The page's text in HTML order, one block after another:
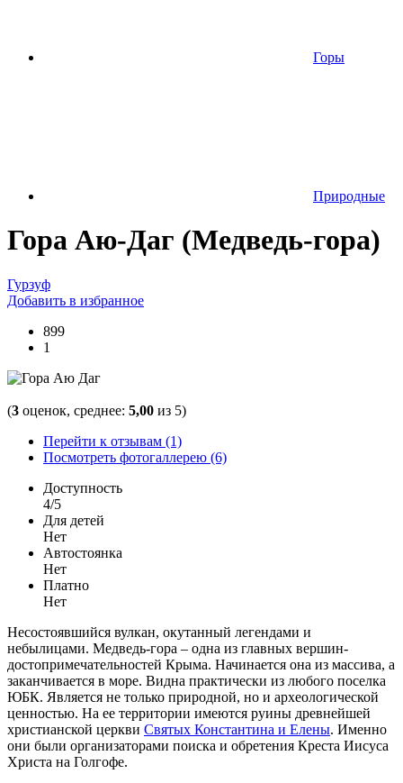
Горы
Природные
Гора Аю-Даг (Медведь-гора)
Гурзуф
Добавить в избранное
899
1
(3 оценок, среднее: 5,00 из 5)
Перейти к отзывам (1)
Посмотреть фотогаллерею (6)
Доступность
4/5
Для детей
Нет
Автостоянка
Нет
Платно
Нет
Несостоявшийся вулкан, окутанный легендами и
небылицами. Медведь-гора – одна из главных вершин-
достопримечательностей Крыма. Начинается она из массива, а
заканчивается в море. Видна практически из любого поселка
ЮБК. Является не только природной, но и археологической
ценностью. На ее территории имеются руины древнейшей
христианской церкви Святых Константина и Елены. Именно
они были организаторами поиска и обретения Креста Иисуса
Христа на Голгофе.